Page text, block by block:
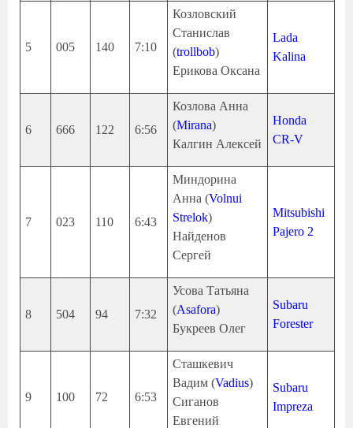
5 005 140 7:10
Козловский
Станислав
(trollbob)
Ерикова Оксана
Lada
Kalina
6 666 122 6:56
Козлова Анна
(Mirana)
Калгин Алексей
Honda
CR-V
7 023 110 6:43
Миндорина
Анна (Volnui
Strelok)
Найденов
Сергей
Mitsubishi
Pajero 2
8 504 94 7:32
Усова Татьяна
(Asafora)
Букреев Олег
Subaru
Forester
9 100 72 6:53
Сташкевич
Вадим (Vadius)
Сиганов
Евгений
Subaru
Impreza